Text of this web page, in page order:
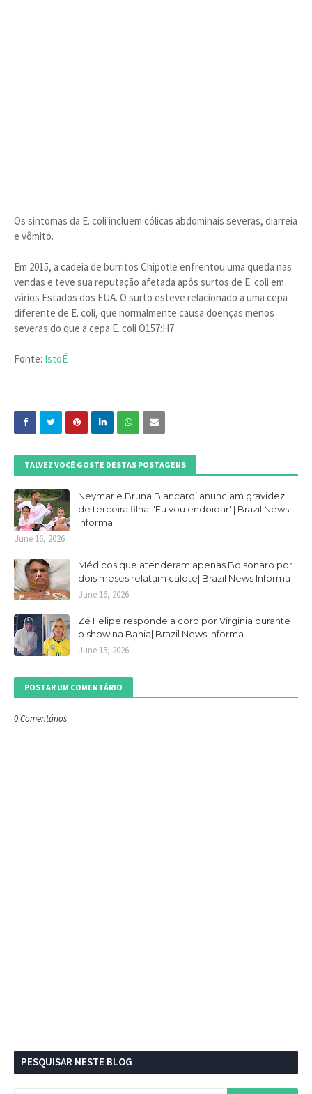
Os sintomas da E. coli incluem cólicas abdominais severas, diarreia
e vômito.
Em 2015, a cadeia de burritos Chipotle enfrentou uma queda nas
vendas e teve sua reputação afetada após surtos de E. coli em
vários Estados dos EUA. O surto esteve relacionado a uma cepa
diferente de E. coli, que normalmente causa doenças menos
severas do que a cepa E. coli O157:H7.
Fonte: IstoÉ
TALVEZ VOCÊ GOSTE DESTAS POSTAGENS
Neymar e Bruna Biancardi anunciam gravidez
de terceira filha: 'Eu vou endoidar' | Brazil News
Informa
June 16, 2026
Médicos que atenderam apenas Bolsonaro por
dois meses relatam calote| Brazil News Informa
June 16, 2026
Zé Felipe responde a coro por Virginia durante
o show na Bahia| Brazil News Informa
June 15, 2026
POSTAR UM COMENTÁRIO
0 Comentários
PESQUISAR NESTE BLOG